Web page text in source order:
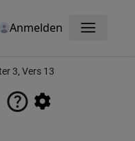
Anmelden Menü
3, Vers 13